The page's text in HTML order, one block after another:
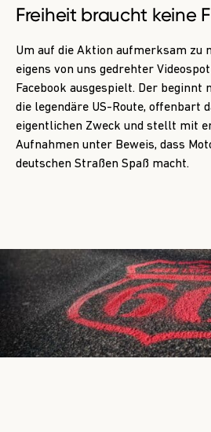
Freiheit braucht keine
Um auf die Aktion aufmerksam zu
eigens von uns gedrehter
Facebook ausgespielt. Der beginnt
die legendäre US-Route, offenbart
eigentlichen Zweck und stellt mit
Aufnahmen unter Beweis, dass
deutschen Straßen Spaß macht.